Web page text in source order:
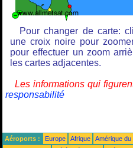
Pour changer de carte:
une croix noire pour
pour effectuer un zoom
les cartes adjacentes.
Les informations qui
responsabilité
Aéroports : Europe Afrique Amérique du